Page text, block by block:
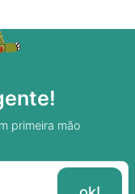
primeira mão